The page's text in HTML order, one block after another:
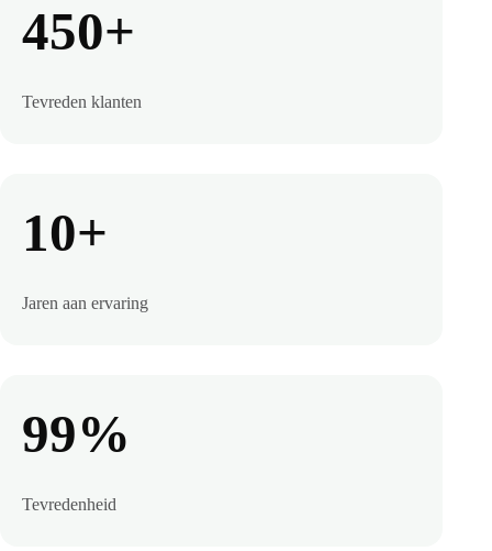
450+
Tevreden klanten
10+
Jaren aan ervaring
99%
Tevredenheid